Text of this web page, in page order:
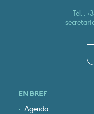
Tél. :
EN BREF
Agenda